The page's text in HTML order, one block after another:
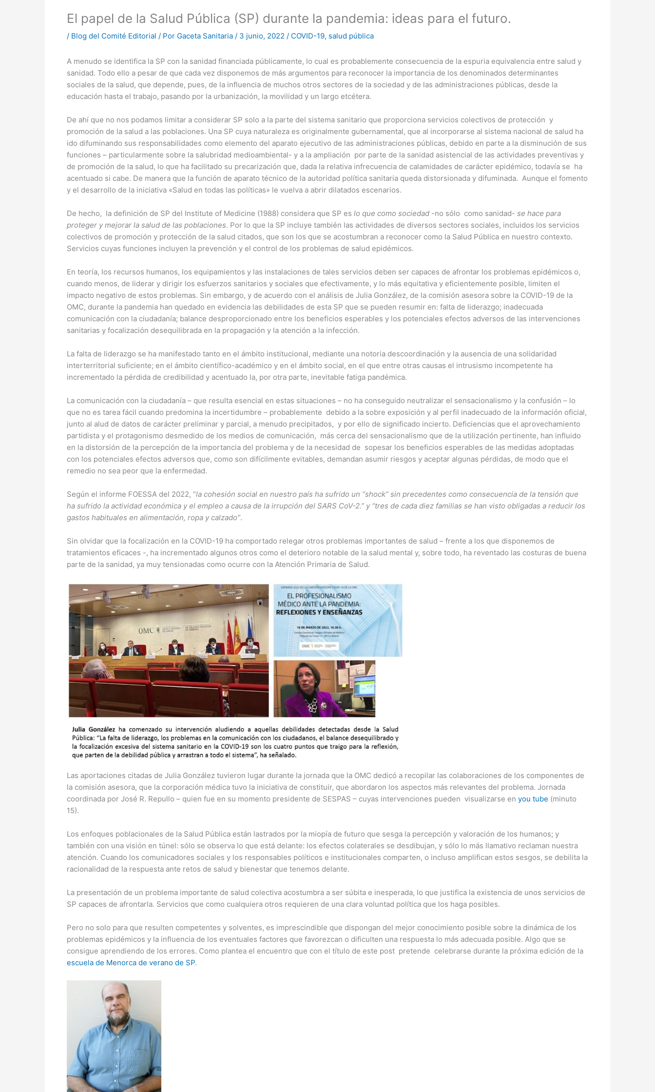
El papel de la Salud Pública (SP) durante la pandemia: ideas para el futuro.
/ Blog del Comité Editorial / Por Gaceta Sanitaria / 3 junio, 2022 / COVID-19, salud pública
A menudo se identifica la SP con la sanidad financiada públicamente, lo cual es probablemente consecuencia de la espuria equivalencia entre salud y
sanidad. Todo ello a pesar de que cada vez disponemos de más argumentos para reconocer la importancia de los denominados determinantes
sociales de la salud, que depende, pues, de la influencia de muchos otros sectores de la sociedad y de las administraciones públicas, desde la
educación hasta el trabajo, pasando por la urbanización, la movilidad y un largo etcétera.
De ahí que no nos podamos limitar a considerar SP solo a la parte del sistema sanitario que proporciona servicios colectivos de protección y
promoción de la salud a las poblaciones. Una SP cuya naturaleza es originalmente gubernamental, que al incorporarse al sistema nacional de salud ha
ido difuminando sus responsabilidades como elemento del aparato ejecutivo de las administraciones públicas, debido en parte a la disminución de sus
funciones – particularmente sobre la salubridad medioambiental- y a la ampliación por parte de la sanidad asistencial de las actividades preventivas y
de promoción de la salud, lo que ha facilitado su precarización que, dada la relativa infrecuencia de calamidades de carácter epidémico, todavía se ha
acentuado si cabe. De manera que la función de aparato técnico de la autoridad política sanitaria queda distorsionada y difuminada. Aunque el fomento
y el desarrollo de la iniciativa «Salud en todas las políticas» le vuelva a abrir dilatados escenarios.
De hecho, la definición de SP del Institute of Medicine (1988) considera que SP es lo que como sociedad -no sólo como sanidad- se hace para
proteger y mejorar la salud de las poblaciones. Por lo que la SP incluye también las actividades de diversos sectores sociales, incluidos los servicios
colectivos de promoción y protección de la salud citados, que son los que se acostumbran a reconocer como la Salud Pública en nuestro contexto.
Servicios cuyas funciones incluyen la prevención y el control de los problemas de salud epidémicos.
En teoría, los recursos humanos, los equipamientos y las instalaciones de tales servicios deben ser capaces de afrontar los problemas epidémicos o,
cuando menos, de liderar y dirigir los esfuerzos sanitarios y sociales que efectivamente, y lo más equitativa y eficientemente posible, limiten el
impacto negativo de estos problemas. Sin embargo, y de acuerdo con el análisis de Julia González, de la comisión asesora sobre la COVID-19 de la
OMC, durante la pandemia han quedado en evidencia las debilidades de esta SP que se pueden resumir en: falta de liderazgo; inadecuada
comunicación con la ciudadanía; balance desproporcionado entre los beneficios esperables y los potenciales efectos adversos de las intervenciones
sanitarias y focalización desequilibrada en la propagación y la atención a la infección.
La falta de liderazgo se ha manifestado tanto en el ámbito institucional, mediante una notoria descoordinación y la ausencia de una solidaridad
interterritorial suficiente; en el ámbito científico-académico y en el ámbito social, en el que entre otras causas el intrusismo incompetente ha
incrementado la pérdida de credibilidad y acentuado la, por otra parte, inevitable fatiga pandémica.
La comunicación con la ciudadanía – que resulta esencial en estas situaciones – no ha conseguido neutralizar el sensacionalismo y la confusión – lo
que no es tarea fácil cuando predomina la incertidumbre – probablemente debido a la sobre exposición y al perfil inadecuado de la información oficial,
junto al alud de datos de carácter preliminar y parcial, a menudo precipitados, y por ello de significado incierto. Deficiencias que el aprovechamiento
partidista y el protagonismo desmedido de los medios de comunicación, más cerca del sensacionalismo que de la utilización pertinente, han influido
en la distorsión de la percepción de la importancia del problema y de la necesidad de sopesar los beneficios esperables de las medidas adoptadas
con los potenciales efectos adversos que, como son difícilmente evitables, demandan asumir riesgos y aceptar algunas pérdidas, de modo que el
remedio no sea peor que la enfermedad.
Según el informe FOESSA del 2022, “la cohesión social en nuestro país ha sufrido un “shock” sin precedentes como consecuencia de la tensión que
ha sufrido la actividad económica y el empleo a causa de la irrupción del SARS CoV-2.” y “tres de cada diez familias se han visto obligadas a reducir los
gastos habituales en alimentación, ropa y calzado”.
Sin olvidar que la focalización en la COVID-19 ha comportado relegar otros problemas importantes de salud – frente a los que disponemos de
tratamientos eficaces -, ha incrementado algunos otros como el deterioro notable de la salud mental y, sobre todo, ha reventado las costuras de buena
parte de la sanidad, ya muy tensionadas como ocurre con la Atención Primaria de Salud.
Las aportaciones citadas de Julia González tuvieron lugar durante la jornada que la OMC dedicó a recopilar las colaboraciones de los componentes de
la comisión asesora, que la corporación médica tuvo la iniciativa de constituir, que abordaron los aspectos más relevantes del problema. Jornada
coordinada por José R. Repullo – quien fue en su momento presidente de SESPAS – cuyas intervenciones pueden visualizarse en you tube (minuto
15).
Los enfoques poblacionales de la Salud Pública están lastrados por la miopía de futuro que sesga la percepción y valoración de los humanos; y
también con una visión en túnel: sólo se observa lo que está delante: los efectos colaterales se desdibujan, y sólo lo más llamativo reclaman nuestra
atención. Cuando los comunicadores sociales y los responsables políticos e institucionales comparten, o incluso amplifican estos sesgos, se debilita la
racionalidad de la respuesta ante retos de salud y bienestar que tenemos delante.
La presentación de un problema importante de salud colectiva acostumbra a ser súbita e inesperada, lo que justifica la existencia de unos servicios de
SP capaces de afrontarla. Servicios que como cualquiera otros requieren de una clara voluntad política que los haga posibles.
Pero no solo para que resulten competentes y solventes, es imprescindible que dispongan del mejor conocimiento posible sobre la dinámica de los
problemas epidémicos y la influencia de los eventuales factores que favorezcan o dificulten una respuesta lo más adecuada posible. Algo que se
consigue aprendiendo de los errores. Como plantea el encuentro que con el título de este post pretende celebrarse durante la próxima edición de la
escuela de Menorca de verano de SP.